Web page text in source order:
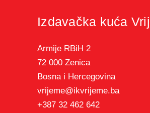
Izdavačka kuća
Armije RBiH 2
72 000 Zenica
Bosna i Hercegovina
vrijeme@ikvrijeme.ba
+387 32 462 642